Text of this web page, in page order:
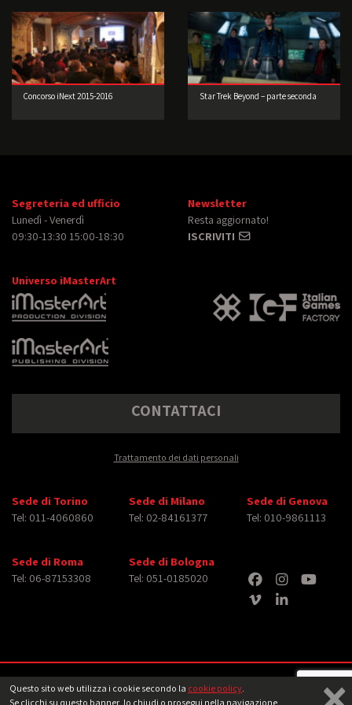
Questo sito web utilizza i cookie secondo la cookie policy.
Se clicchi su questo banner, lo chiudi o prosegui nella navigazione
Concorso iNext 2015-2016 Star Trek Beyond – parte seconda
Segreteria ed ufficio
Lunedì - Venerdì
09:30-13:30 15:00-18:30
Newsletter
Resta aggiornato!
ISCRIVITI
Universo iMasterArt
CONTATTACI
Trattamento dei dati personali
Sede di Torino
Tel: 011-4060860
Sede di Milano
Tel: 02-84161377
Sede di Genova
Tel: 010-9861113
Sede di Roma
Tel: 06-87153308
Sede di Bologna
Tel: 051-0185020
Copyright © 2026 iMasterArt S.r.l. ‐ All rights reserved. Tutti i diritti relativi ad
immagini e video pubblicati sono dei rispettiviaventi diritto Note legali